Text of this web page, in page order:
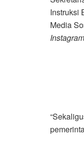
Instruksi
Media